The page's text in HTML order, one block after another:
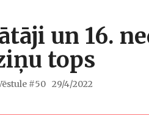
un 16.
tops
#50 29/4/2022